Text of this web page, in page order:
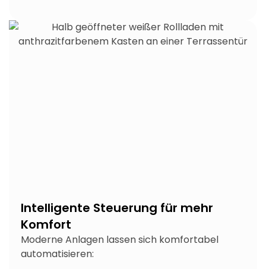
Intelligente Steuerung für mehr
Komfort
Moderne Anlagen lassen sich komfortabel
automatisieren: